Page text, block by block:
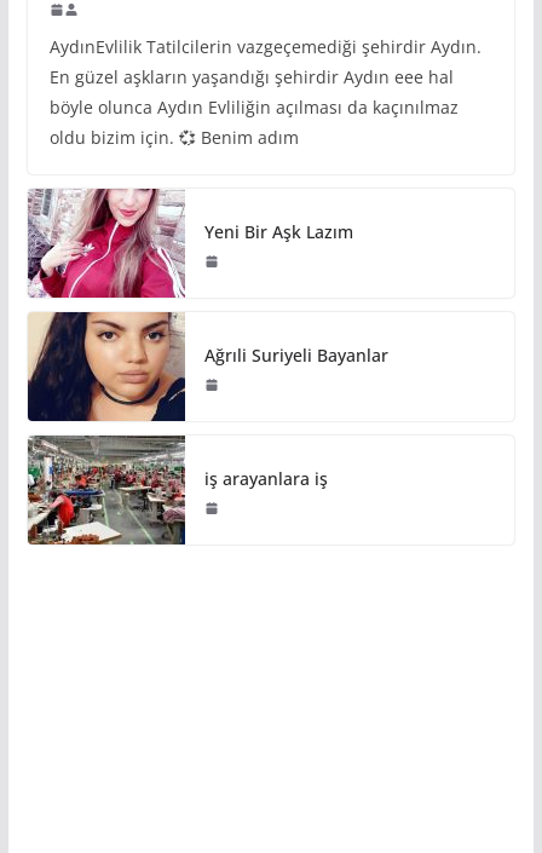
AydınEvlilik Tatilcilerin vazgeçemediği şehirdir Aydın.
En güzel aşkların yaşandığı şehirdir Aydın eee hal
böyle olunca Aydın Evliliğin açılması da kaçınılmaz
oldu bizim için. 💞 Benim adım
Yeni Bir Aşk Lazım
Ağrıli Suriyeli Bayanlar
iş arayanlara iş